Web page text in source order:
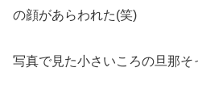
の顔があらわれた(笑)
写真で見た小さいころの旦那そ